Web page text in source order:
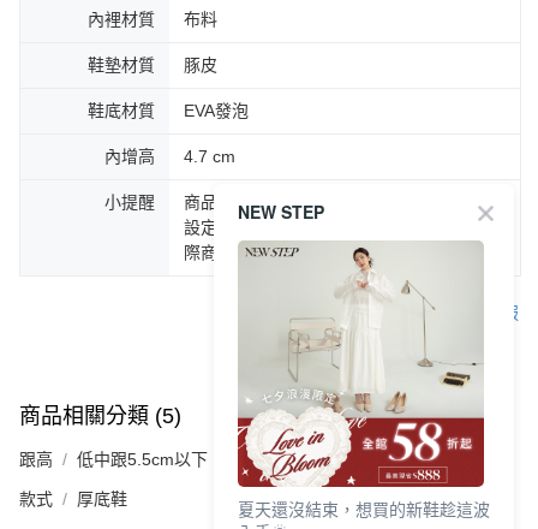
內裡材質 布料
鞋墊材質 豚皮
鞋底材質 EVA發泡
內增高 4.7 cm
小提醒
商品圖片顏色會因拍攝燈光環境或個人螢幕
設定不同，而造成部份色差現象，顏色以實
際商品為主。
客服
商品相關分類 (5) 查看全部
跟高 低中跟5.5cm以下
款式 厚底鞋
NEW STEP
夏天還沒結束，想買的新鞋趁這波